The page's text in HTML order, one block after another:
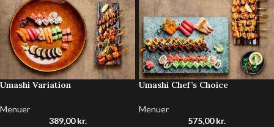
Umashi Variation
Menuer
389,00kr.
Umashi Chef’s Choice
Menuer
575,00kr.